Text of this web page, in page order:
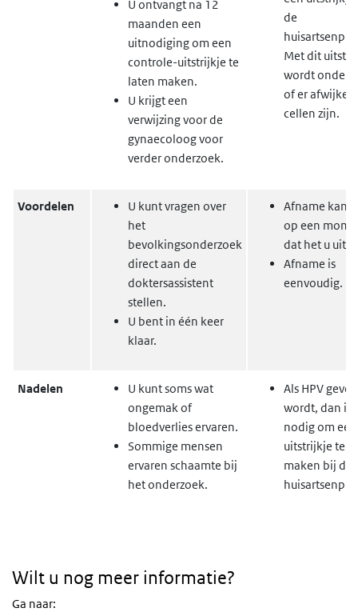
U ontvangt na 12
maanden een
uitnodiging om een
controle-uitstrijkje te
laten maken.
U krijgt een
verwijzing voor de
gynaecoloog voor
verder onderzoek.
de
Met dit
wordt
of er
cellen zijn.
Voordelen
U kunt vragen over
het
bevolkingsonderzoek
direct aan de
doktersassistent
stellen.
U bent in één keer
klaar.
Afname kan
op een
dat het u
Afname is
eenvoudig.
Nadelen
U kunt soms wat
ongemak of
bloedverlies ervaren.
Sommige mensen
ervaren schaamte bij
het onderzoek.
Als HPV
wordt, dan is
nodig om een
uitstrijkje te
maken bij de
Wilt u nog meer informatie?
Ga naar: